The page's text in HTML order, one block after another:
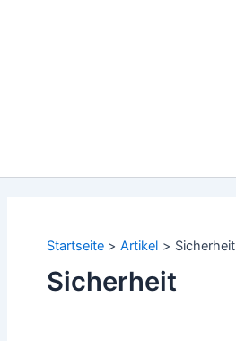
Startseite Artikel Sicherheit
Sicherheit